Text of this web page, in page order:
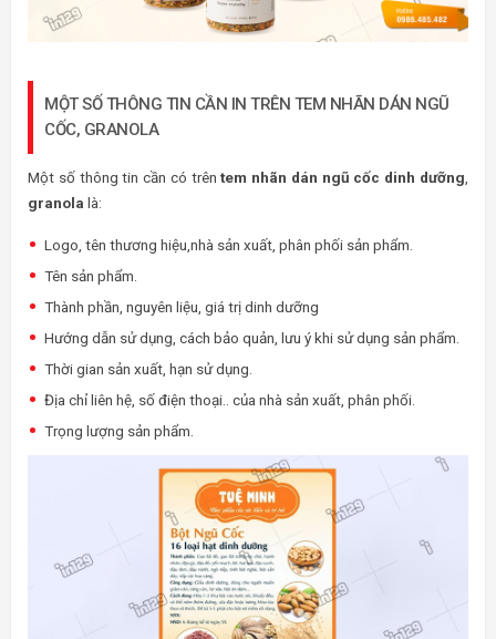
MỘT SỐ THÔNG TIN CẦN IN TRÊN TEM NHÃN DÁN NGŨ
CỐC, GRANOLA
Một số thông tin cần có trêntem nhãn dán ngũ cốc dinh dưỡng,
granola là:
Logo, tên thương hiệu,nhà sản xuất, phân phối sản phẩm.
Tên sản phẩm.
Thành phần, nguyên liệu, giá trị dinh dưỡng
Hướng dẫn sử dụng, cách bảo quản, lưu ý khi sử dụng sản phẩm.
Thời gian sản xuất, hạn sử dụng.
Địa chỉ liên hệ, số điện thoại.. của nhà sản xuất, phân phối.
Trọng lượng sản phẩm.